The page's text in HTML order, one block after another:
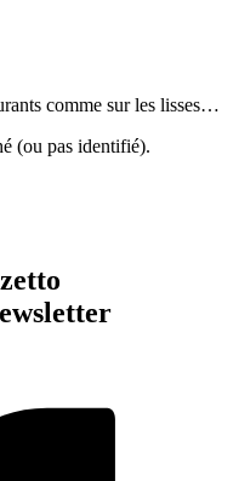
comme sur les lisses…
(ou pas identifié).